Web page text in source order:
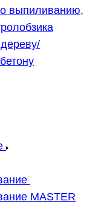
выпиливанию,
MASTER